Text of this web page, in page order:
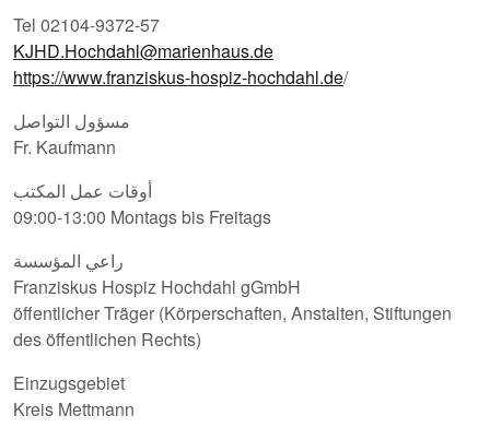
Tel 02104-9372-57
KJHD.Hochdahl@marienhaus.de
https://www.franziskus-hospiz-hochdahl.de/
مسؤول التواصل
Fr. Kaufmann
أوقات عمل المكتب
09:00-13:00 Montags bis Freitags
راعي المؤسسة
Franziskus Hospiz Hochdahl gGmbH
öffentlicher Träger (Körperschaften, Anstalten, Stiftungen
des öffentlichen Rechts)
Einzugsgebiet
Kreis Mettmann